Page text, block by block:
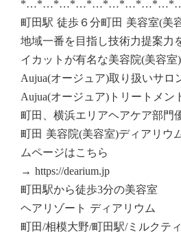
町田駅 徒歩６分町田 美容室(美
地域一番を目指し技術力提案力
イカットが有名な美容院(美容室
Aujua(オージュア)取り扱いサロ
Aujua(オージュア)トリートメン
町田、横浜エリアヘアケア部門
町田 美容院(美容室)ディアリウ
ムページはこちら
→ https://dearium.jp
町田駅から徒歩3分の美容室
ヘアリゾート ディアリウム
町田/相模大野/町田駅/ミルクテ